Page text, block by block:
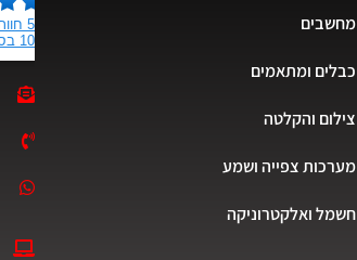
מחשבים
כבלים ומתאמים
צילום והקלטה
מערכות צפייה ושמע
חשמל ואלקטרוניקה